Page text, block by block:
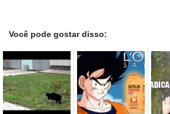
Você pode gostar disso: